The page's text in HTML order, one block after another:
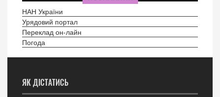
НАН України
Урядовий портал
Переклад он-лайн
Погода
ЯК ДІСТАТИСЬ